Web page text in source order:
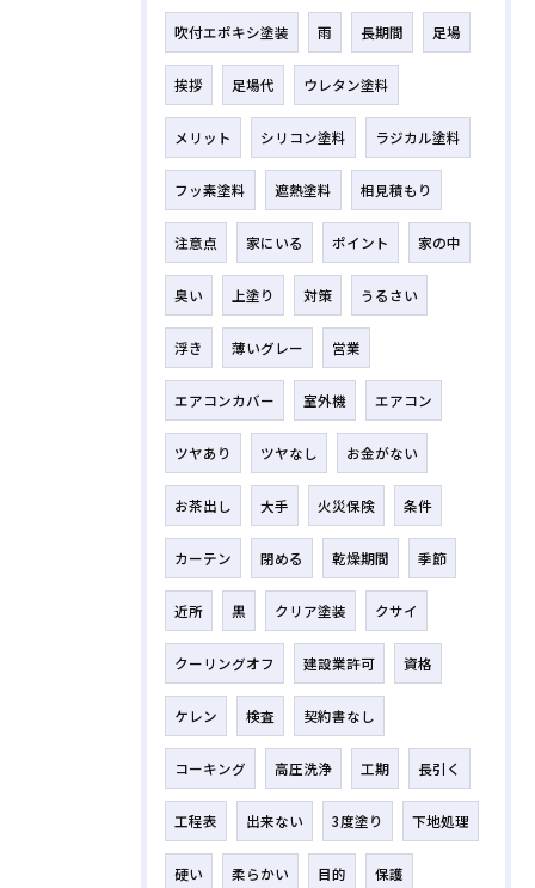
吹付エポキシ塗装 雨 長期間 足場
挨拶 足場代 ウレタン塗料
メリット シリコン塗料 ラジカル塗料
フッ素塗料 遮熱塗料 相見積もり
注意点 家にいる ポイント 家の中
臭い 上塗り 対策 うるさい
浮き 薄いグレー 営業
エアコンカバー 室外機 エアコン
ツヤあり ツヤなし お金がない
お茶出し 大手 火災保険 条件
カーテン 閉める 乾燥期間 季節
近所 黒 クリア塗装 クサイ
クーリングオフ 建設業許可 資格
ケレン 検査 契約書なし
コーキング 高圧洗浄 工期 長引く
工程表 出来ない 3度塗り 下地処理
硬い 柔らかい 目的 保護